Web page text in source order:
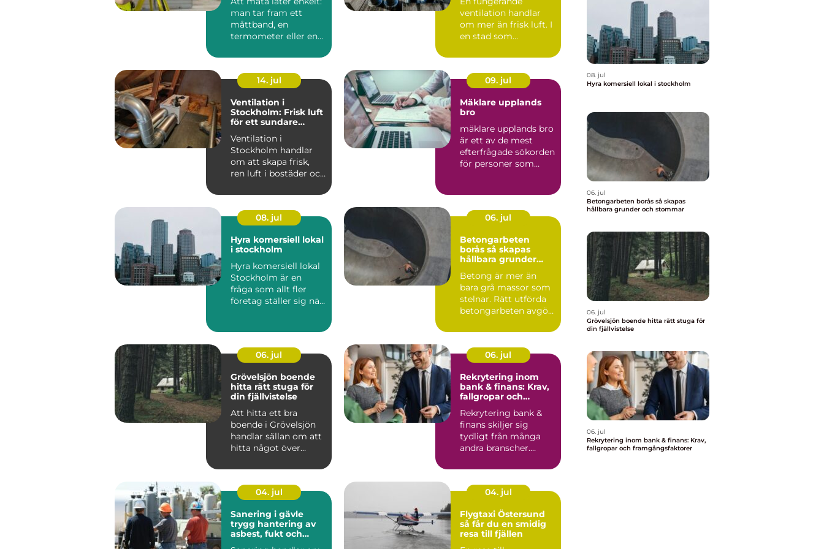
man tar fram ett
måttband, en
termometer eller en
värde....
inomhusklimat
ventilation handlar
om mer än frisk luft. I
en stad som
hus, kalla...
14. jul
Ventilation i
Stockholm: Frisk luft
för ett sundare
Ventilation i
Stockholm handlar
om att skapa frisk,
ren luft i bostäder och
moder...
09. jul
Mäklare upplands
bro
mäklare upplands bro
är ett av de mest
efterfrågade sökorden
för personer som
08. jul
Hyra komersiell lokal
i stockholm
Hyra komersiell lokal
Stockholm är en
fråga som allt fler
företag ställer sig när
06. jul
Betongarbeten
borås så skapas
hållbara grunder
Betong är mer än
bara grå massor som
stelnar. Rätt utförda
betongarbeten avgör
06. jul
Grövelsjön boende
hitta rätt stuga för
din fjällvistelse
Att hitta ett bra
boende i Grövelsjön
handlar sällan om att
hitta något över
at...
06. jul
Rekrytering inom
bank & finans: Krav,
fallgropar och
Rekrytering bank &
finans skiljer sig
tydligt från många
andra branscher.
04. jul
Sanering i gävle
trygg hantering av
asbest, fukt och
04. jul
Flygtaxi Östersund
så får du en smidig
resa till fjällen
08. jul
Hyra komersiell lokal i stockholm
06. jul
Betongarbeten borås så skapas
hållbara grunder och stommar
06. jul
Grövelsjön boende hitta rätt stuga för
din fjällvistelse
06. jul
Rekrytering inom bank & finans: Krav,
fallgropar och framgångsfaktorer